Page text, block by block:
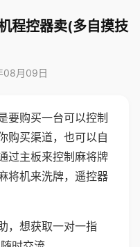
程控器卖(多自摸技
08月09日
要购买一台可以控制
购买渠道，也可以自
过主板来控制麻将牌
将机来洗牌，遥控器
，想获取一对一指